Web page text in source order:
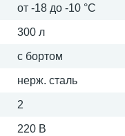
от -18 до -10 °С
300 л
с бортом
нерж. сталь
2
220 В